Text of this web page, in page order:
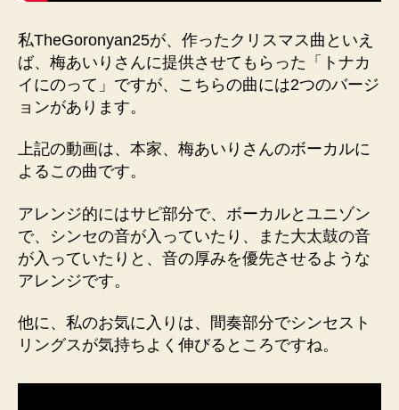
番
ソ
ン
グ、
つ
ー
ジ
ョ
ン
私TheGoronyan25が、作ったクリスマス曲といえ
ば、梅あいりさんに提供させてもらった「トナカ
イにのって」ですが、こちらの曲には2つのバージ
ョンがあります。
上記の動画は、本家、梅あいりさんのボーカルに
よるこの曲です。
アレンジ的にはサピ部分で、ボーカルとユニゾン
で、シンセの音が入っていたり、また大太鼓の音
が入っていたりと、音の厚みを優先させるような
アレンジです。
他に、私のお気に入りは、間奏部分でシンセスト
リングスが気持ちよく伸びるところですね。